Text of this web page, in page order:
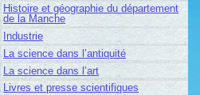
Histoire et géographie du département
de la Manche
Industrie
La science dans l’antiquité
La science dans l’art
Livres et presse scientifiques